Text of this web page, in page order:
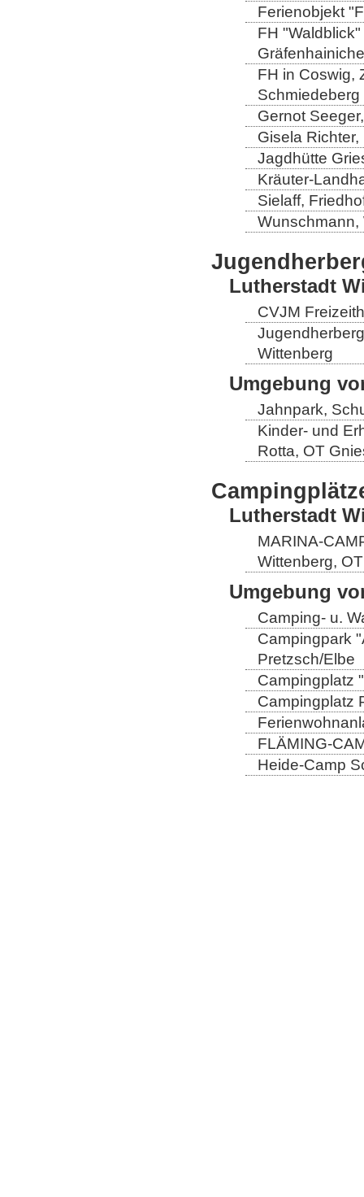
Ferienobjekt
FH
FH in Coswig,
Schmiedeberg
Gernot
Gisela
Jagdhütte
Kräuter-
Sielaff,
Wunschmann,
Lutherstadt
CVJM
Wittenberg
Umgebung
Jahnpark,
Kinder- und
Rotta, OT
Lutherstadt
MARINA-
Wittenberg,
Umgebung
Camping- u.
Campingpark
Pretzsch/Elbe
Campingplatz
Campingplatz
FLÄMING-
Heide-Camp